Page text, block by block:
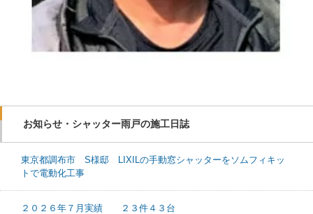
お知らせ・シャッター雨戸の施工日誌
東京都調布市 S様邸 LIXILの手動窓シャッターをソムフィキッ
トで電動化工事
２０２６年７月実績 ２３件４３台